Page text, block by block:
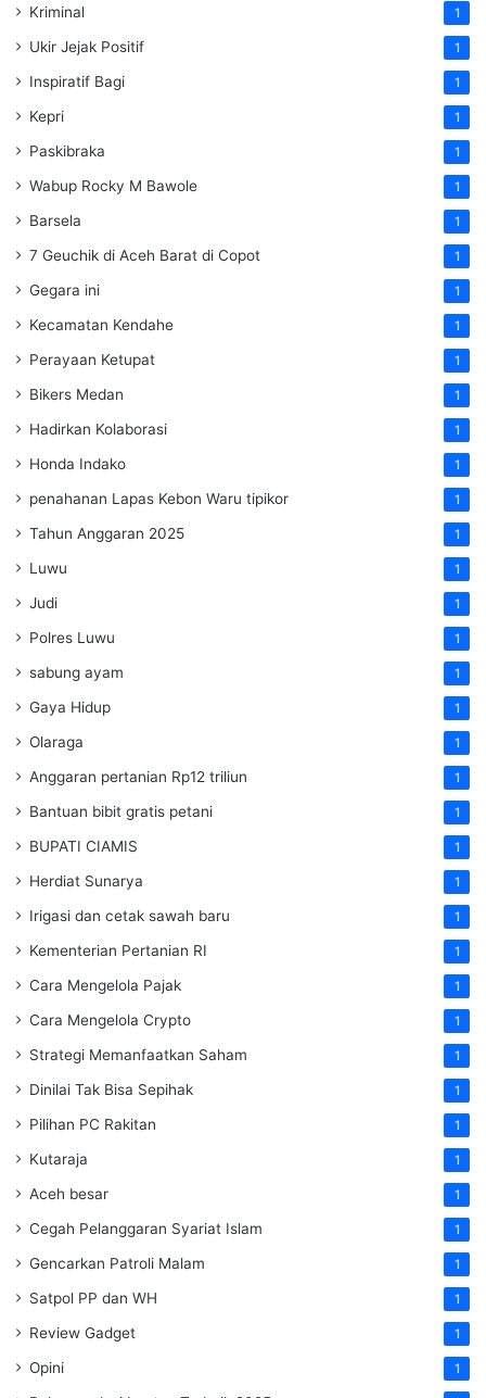
Kriminal 1
Ukir Jejak Positif 1
Inspiratif Bagi 1
Kepri 1
Paskibraka 1
Wabup Rocky M Bawole 1
Barsela 1
7 Geuchik di Aceh Barat di Copot 1
Gegara ini 1
Kecamatan Kendahe 1
Perayaan Ketupat 1
Bikers Medan 1
Hadirkan Kolaborasi 1
Honda Indako 1
penahanan Lapas Kebon Waru tipikor 1
Tahun Anggaran 2025 1
Luwu 1
Judi 1
Polres Luwu 1
sabung ayam 1
Gaya Hidup 1
Olaraga 1
Anggaran pertanian Rp12 triliun 1
Bantuan bibit gratis petani 1
BUPATI CIAMIS 1
Herdiat Sunarya 1
Irigasi dan cetak sawah baru 1
Kementerian Pertanian RI 1
Cara Mengelola Pajak 1
Cara Mengelola Crypto 1
Strategi Memanfaatkan Saham 1
Dinilai Tak Bisa Sepihak 1
Pilihan PC Rakitan 1
Kutaraja 1
Aceh besar 1
Cegah Pelanggaran Syariat Islam 1
Gencarkan Patroli Malam 1
Satpol PP dan WH 1
Review Gadget 1
Opini 1